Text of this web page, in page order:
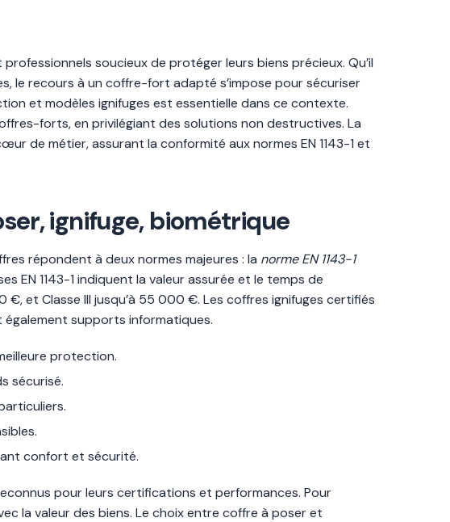
soucieux de protéger leurs biens précieux. Qu’il
le recours à un coffre-fort adapté s’impose pour sécuriser
et modèles ignifuges est essentielle dans ce contexte.
forts, en privilégiant des solutions non destructives. La
de métier, assurant la conformité aux normes EN 1143-1 et
ignifuge, biométrique
répondent à deux normes majeures : la norme EN 1143-1
EN 1143-1 indiquent la valeur assurée et le temps de
€, et Classe III jusqu’à 55 000 €. Les coffres ignifuges certifiés
supports informatiques.
protection.
sécurisé.
confort et sécurité.
pour leurs certifications et performances. Pour
la valeur des biens. Le choix entre coffre à poser et